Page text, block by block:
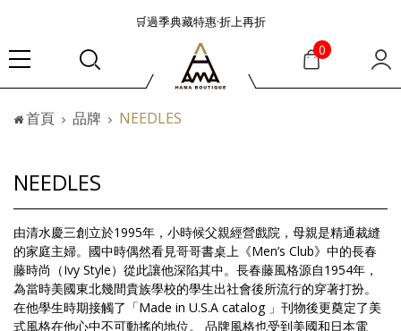
🛒過季典藏特惠·折上再折
👜大容量包款美學從不只是收納
『折扣』降臨，將時髦夏季全部收藏
🟤「萬元初」入手HEREU小眾靜奢品牌包款
🟤TODS的義大利經典美學超越了短暫流行
🟤「萬元初」入手HEREU小眾靜奢品牌包款
0
首頁 品牌 NEEDLES
NEEDLES
由清水慶三創立於1995年，小時候父親經營戲院，母親是精通裁縫
的家庭主婦。國中時偶然看見哥哥書桌上《Men’s Club》中的長春
藤時尚（Ivy Style）從此讓他深陷其中。長春藤風格源自1954年，
為當時美國東北幾間貴族學校的學生出社會後所流行的穿著打扮。
在他學生時期接觸了「Made in U.S.A catalog 」刊物後更奠定了美
式風格在他心中不可動搖的地位。 品牌風格也受到美國和日本電